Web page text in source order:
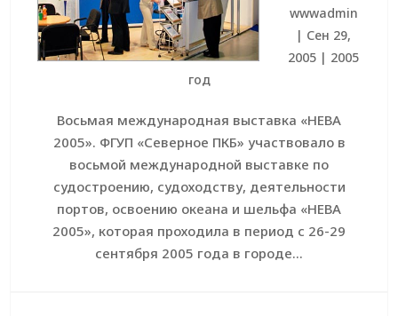
wwwadmin
| Сен 29,
2005 | 2005
год
Восьмая международная выставка «НЕВА
2005». ФГУП «Северное ПКБ» участвовало в
восьмой международной выставке по
судостроению, судоходству, деятельности
портов, освоению океана и шельфа «НЕВА
2005», которая проходила в период с 26-29
сентября 2005 года в городе...